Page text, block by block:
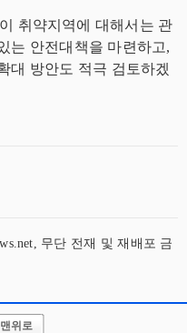
취약지역에 대해서는 관
는 안전대책을 마련하고,
대 방안도 적극 검토하겠
무단 전재 및 재배포 금
맨위로